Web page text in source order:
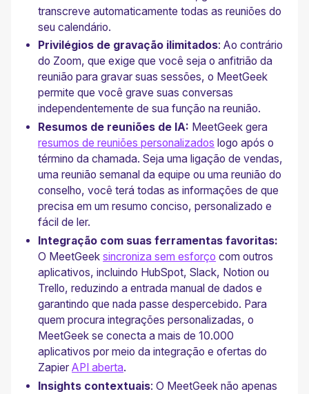
transcreve automaticamente todas as reuniões do
seu calendário.
Privilégios de gravação ilimitados: Ao contrário
do Zoom, que exige que você seja o anfitrião da
reunião para gravar suas sessões, o MeetGeek
permite que você grave suas conversas
independentemente de sua função na reunião.
Resumos de reuniões de IA: MeetGeek gera
resumos de reuniões personalizados logo após o
término da chamada. Seja uma ligação de vendas,
uma reunião semanal da equipe ou uma reunião do
conselho, você terá todas as informações de que
precisa em um resumo conciso, personalizado e
fácil de ler.
Integração com suas ferramentas favoritas:
O MeetGeeksincroniza sem esforço com outros
aplicativos, incluindo HubSpot, Slack, Notion ou
Trello, reduzindo a entrada manual de dados e
garantindo que nada passe despercebido. Para
quem procura integrações personalizadas, o
MeetGeek se conecta a mais de 10.000
aplicativos por meio da integração e ofertas do
ZapierAPI aberta.
Insights contextuais: O MeetGeek não apenas